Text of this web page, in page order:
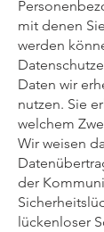
mit denen
werden
Daten wir
nutzen. Sie
welchem
Wir weisen
der
lückenloser